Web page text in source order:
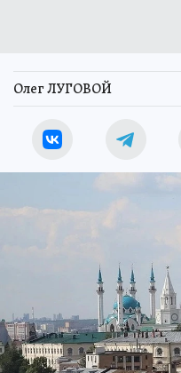
Олег ЛУГОВОЙ